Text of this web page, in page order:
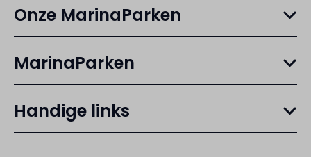
Onze MarinaParken
MarinaParken
Handige links